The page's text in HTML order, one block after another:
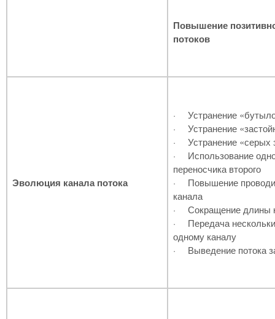
Повышение
потоков
Эволюция канала потока
·
Устранение
·
Устранение
·
Устранение «серых
·
Использование
переносчика второго
·
Повышение
канала
·
Сокращение длины
·
Передача
одному каналу
·
Выведение потока